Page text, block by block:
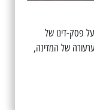
פסק-דינו של
של המדינה,